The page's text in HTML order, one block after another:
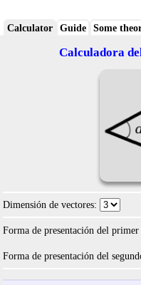
Calculator Guide Some
Calculadora
Dimensión de vectores:
Forma de presentación del
Forma de presentación del